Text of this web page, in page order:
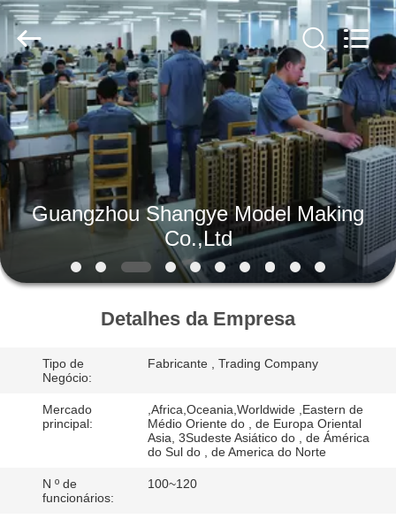
CASA
PRODUTOS
SOBRE
NÓS
EXCURSÃO
CONTROLE
casa
da
arquitetura
fornecedor.
Copyright
©
2019
-
2020
architecturehousemodel.com.
All
Rights
Reserved.
Guangzhou Shangye Model Making
Co.,Ltd
Detalhes da Empresa
Tipo de
Negócio:
Fabricante , Trading Company
Mercado
principal:
,Africa,Oceania,Worldwide ,Eastern de
Médio Oriente do , de Europa Oriental
Asia, 3Sudeste Asiático do , de Ámérica
do Sul do , de America do Norte
N º de
funcionários:
100~120